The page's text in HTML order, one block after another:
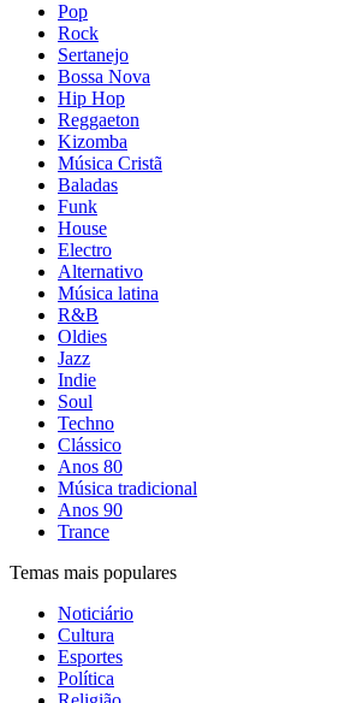
Pop
Rock
Sertanejo
Bossa Nova
Hip Hop
Reggaeton
Kizomba
Música Cristã
Baladas
Funk
House
Electro
Alternativo
Música latina
R&B
Oldies
Jazz
Indie
Soul
Techno
Clássico
Anos 80
Música tradicional
Anos 90
Trance
Temas mais populares
Noticiário
Cultura
Esportes
Política